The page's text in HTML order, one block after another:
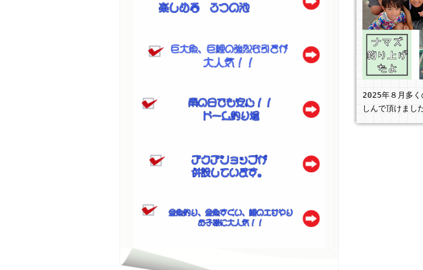
2025年８月多
しんで頂けました